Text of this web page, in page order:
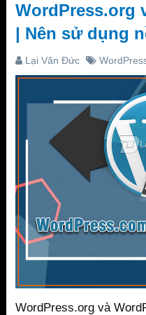
WordPress.org
| Nên sử dụng
Lại Văn Đức
WordPress.org và